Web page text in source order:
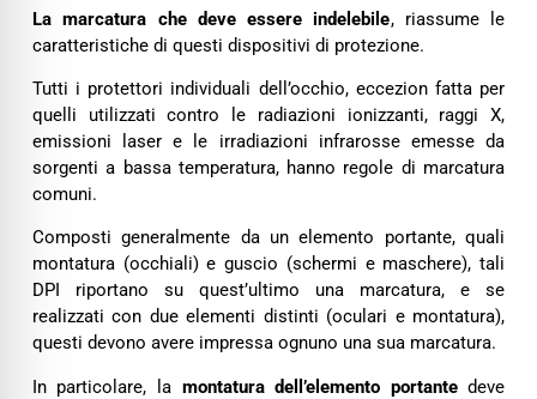
Lamarcatura che deve essere indelebile, riassume le
caratteristiche di questi dispositivi di protezione.
Tutti i protettori individuali dell’occhio, eccezion fatta per
quelli utilizzati contro le radiazioni ionizzanti, raggi X,
emissioni laser e le irradiazioni infrarosse emesse da
sorgenti a bassa temperatura, hanno regole di marcatura
comuni.
Composti generalmente da un elemento portante, quali
montatura (occhiali) e guscio (schermi e maschere), tali
DPI riportano su quest’ultimo una marcatura, e se
realizzati con due elementi distinti (oculari e montatura),
questi devono avere impressa ognuno una sua marcatura.
In particolare, la montatura dell’elemento portantedeve